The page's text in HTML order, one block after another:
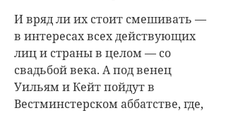
И вряд ли их стоит смешивать —
в интересах всех действующих
лиц и страны в целом — со
свадьбой века. А под венец
Уильям и Кейт пойдут в
Вестминстерском аббатстве, где,